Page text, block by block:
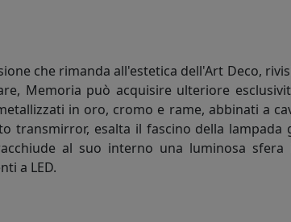
che rimanda all'estetica dell'Art Deco,
Memoria può acquisire ulteriore
in oro, cromo e rame, abbinati a
esalta il fascino della lampada
al suo interno una luminosa
a LED.